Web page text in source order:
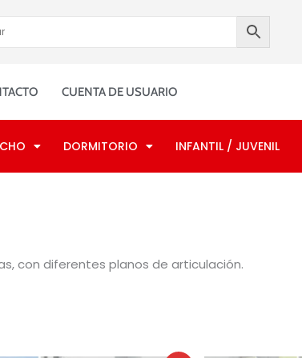
CUENTA DE USUARIO
DORMITORIO INFANTIL / JUVENIL
con diferentes planos de articulación.